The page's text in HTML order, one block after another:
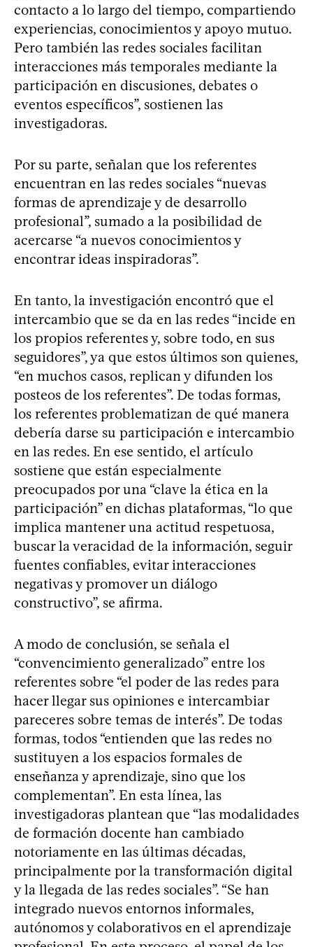
contacto a lo largo del tiempo, compartiendo
experiencias, conocimientos y apoyo mutuo.
Pero también las redes sociales facilitan
interacciones más temporales mediante la
participación en discusiones, debates o
eventos específicos”, sostienen las
investigadoras.
Por su parte, señalan que los referentes
encuentran en las redes sociales “nuevas
formas de aprendizaje y de desarrollo
profesional”, sumado a la posibilidad de
acercarse “a nuevos conocimientos y
encontrar ideas inspiradoras”.
En tanto, la investigación encontró que el
intercambio que se da en las redes “incide en
los propios referentes y, sobre todo, en sus
seguidores”, ya que estos últimos son quienes,
“en muchos casos, replican y difunden los
posteos de los referentes”. De todas formas,
los referentes problematizan de qué manera
debería darse su participación e intercambio
en las redes. En ese sentido, el artículo
sostiene que están especialmente
preocupados por una “clave la ética en la
participación” en dichas plataformas, “lo que
implica mantener una actitud respetuosa,
buscar la veracidad de la información, seguir
fuentes confiables, evitar interacciones
negativas y promover un diálogo
constructivo”, se afirma.
A modo de conclusión, se señala el
“convencimiento generalizado” entre los
referentes sobre “el poder de las redes para
hacer llegar sus opiniones e intercambiar
pareceres sobre temas de interés”. De todas
formas, todos “entienden que las redes no
sustituyen a los espacios formales de
enseñanza y aprendizaje, sino que los
complementan”. En esta línea, las
investigadoras plantean que “las modalidades
de formación docente han cambiado
notoriamente en las últimas décadas,
principalmente por la transformación digital
y la llegada de las redes sociales”. “Se han
integrado nuevos entornos informales,
autónomos y colaborativos en el aprendizaje